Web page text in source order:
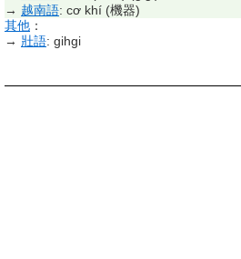
→ 越南語: cơ khí (機器)
其他 ：
→ 壯語: gihgi